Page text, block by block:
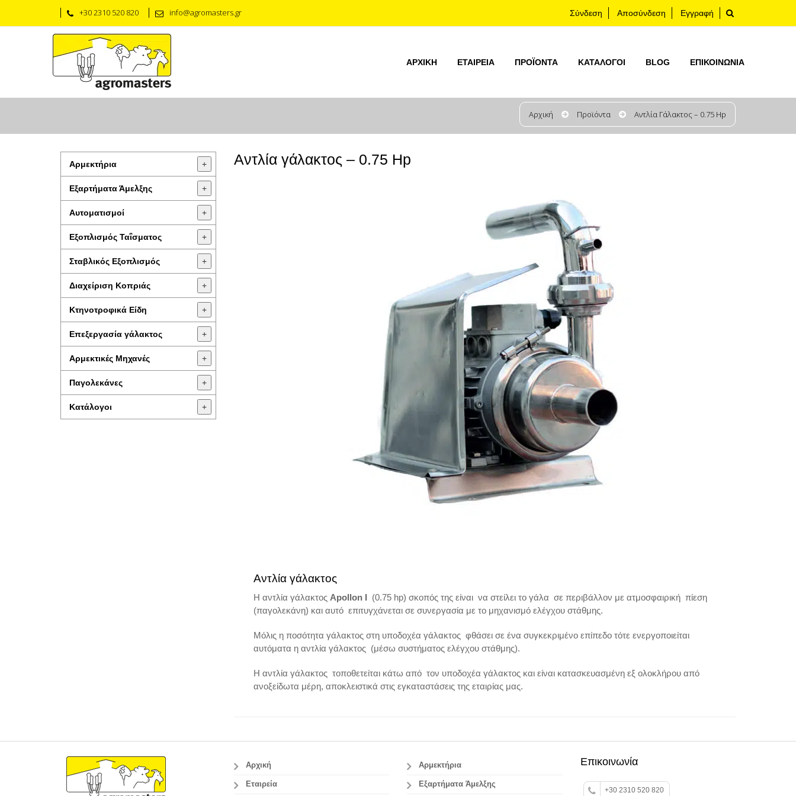
+30 2310 520 820 info@agromasters.gr Σύνδεση Αποσύνδεση Εγγραφή
ΑΡΧΙΚΉ ΕΤΑΙΡΕΊΑ ΠΡΟΪΟΝΤΑ ΚΑΤΆΛΟΓΟΙ BLOG ΕΠΙΚΟΙΝΩΝΊΑ
Αρχική Προϊόντα Αντλία Γάλακτος – 0.75 Hp
Αρμεκτήρια +
Εξαρτήματα Άμελξης +
Αυτοματισμοί +
Εξοπλισμός Ταΐσματος +
Σταβλικός Εξοπλισμός +
Διαχείριση Κοπριάς +
Κτηνοτροφικά Είδη +
Επεξεργασία γάλακτος +
Aρμεκτικές Μηχανές +
Παγολεκάνες +
Κατάλογοι +
Αντλία γάλακτος – 0.75 Hp
Αντλία γάλακτος
Η αντλία γάλακτοςApollon Ι(0.75 hp) σκοπός της είναι να στείλει το γάλα σε περιβάλλον με ατμοσφαιρική πίεση
(παγολεκάνη) και αυτό επιτυγχάνεται σε συνεργασία με το μηχανισμό ελέγχου στάθμης.
Μόλις η ποσότητα γάλακτος στη υποδοχέα γάλακτος φθάσει σε ένα συγκεκριμένο επίπεδο τότε ενεργοποιείται
αυτόματα η αντλία γάλακτος (μέσω συστήματος ελέγχου στάθμης).
Η αντλία γάλακτος τοποθετείται κάτω από τον υποδοχέα γάλακτος και είναι κατασκευασμένη εξ ολοκλήρου από
ανοξείδωτα μέρη, αποκλειστικά στις εγκαταστάσεις της εταιρίας μας.
Αρχική
Εταιρεία
Αρμεκτήρια
Εξαρτήματα Άμελξης
Επικοινωνία
+30 2310 520 820